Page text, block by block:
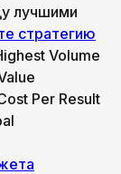
лучшими
стратегию
Volume
Per Result